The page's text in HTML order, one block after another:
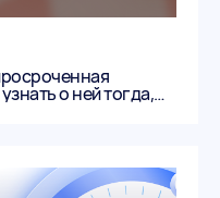
о ней тогда,